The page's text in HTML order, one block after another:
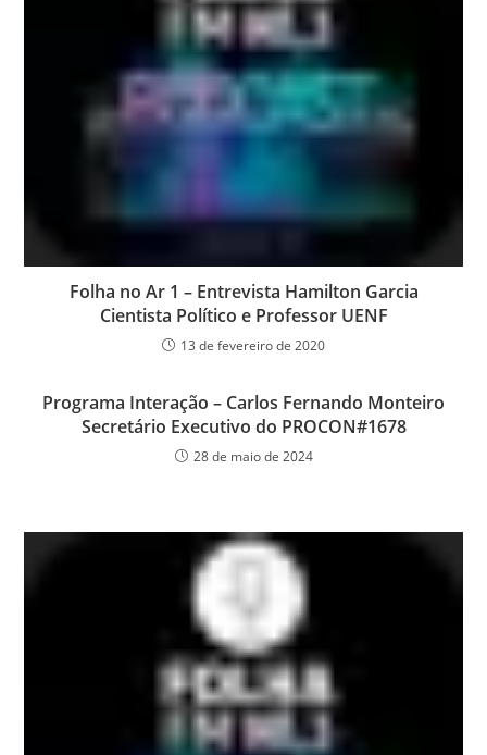
Folha no Ar 1 – Entrevista Hamilton Garcia
Cientista Político e Professor UENF
13 de fevereiro de 2020
Programa Interação – Carlos Fernando Monteiro
Secretário Executivo do PROCON#1678
28 de maio de 2024